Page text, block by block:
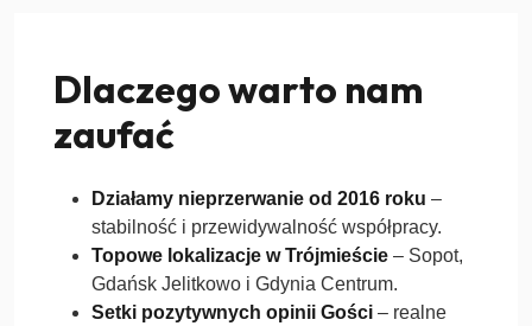
Dlaczego warto nam
zaufać
Działamy nieprzerwanie od 2016 roku –
stabilność i przewidywalność współpracy.
Topowe lokalizacje w Trójmieście – Sopot,
Gdańsk Jelitkowo i Gdynia Centrum.
Setki pozytywnych opinii Gości – realne